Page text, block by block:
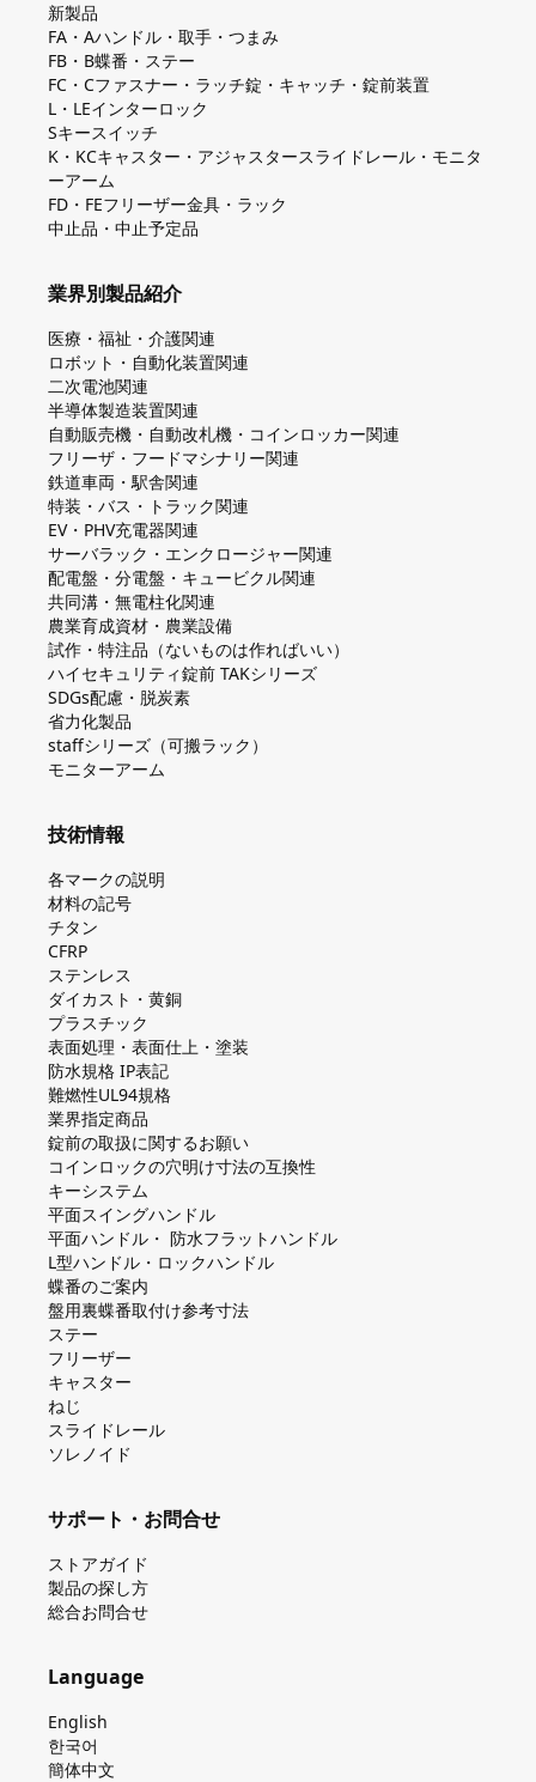
新製品
FA・Aハンドル・取手・つまみ
FB・B蝶番・ステー
FC・Cファスナー・ラッチ錠・キャッチ・錠前装置
L・LEインターロック
Sキースイッチ
K・KCキャスター・アジャスタースライドレール・モニタ
ーアーム
FD・FEフリーザー金具・ラック
中止品・中止予定品
業界別製品紹介
医療・福祉・介護関連
ロボット・自動化装置関連
二次電池関連
半導体製造装置関連
自動販売機・自動改札機・コインロッカー関連
フリーザ・フードマシナリー関連
鉄道車両・駅舎関連
特装・バス・トラック関連
EV・PHV充電器関連
サーバラック・エンクロージャー関連
配電盤・分電盤・キュービクル関連
共同溝・無電柱化関連
農業育成資材・農業設備
試作・特注品（ないものは作ればいい）
ハイセキュリティ錠前 TAKシリーズ
SDGs配慮・脱炭素
省力化製品
staffシリーズ（可搬ラック）
モニターアーム
技術情報
各マークの説明
材料の記号
チタン
CFRP
ステンレス
ダイカスト・⻩銅
プラスチック
表面処理・表面仕上・塗装
防⽔規格 IP表記
難燃性UL94規格
業界指定商品
錠前の取扱に関するお願い
コインロックの⽳明け⼨法の互換性
キーシステム
平⾯スイングハンドル
平⾯ハンドル・ 防⽔フラットハンドル
L型ハンドル・ロックハンドル
蝶番のご案内
盤⽤裏蝶番取付け参考⼨法
ステー
フリーザー
キャスター
ねじ
スライドレール
ソレノイド
サポート・お問合せ
ストアガイド
製品の探し⽅
総合お問合せ
Language
English
한국어
簡体中文